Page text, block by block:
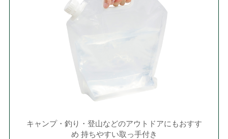
キャンプ・釣り・登山などのアウトドアにもおすす
め 持ちやすい取っ手付き